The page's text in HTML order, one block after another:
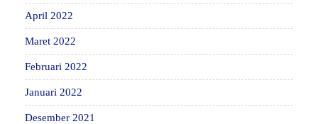
April 2022
Maret 2022
Februari 2022
Januari 2022
Desember 2021